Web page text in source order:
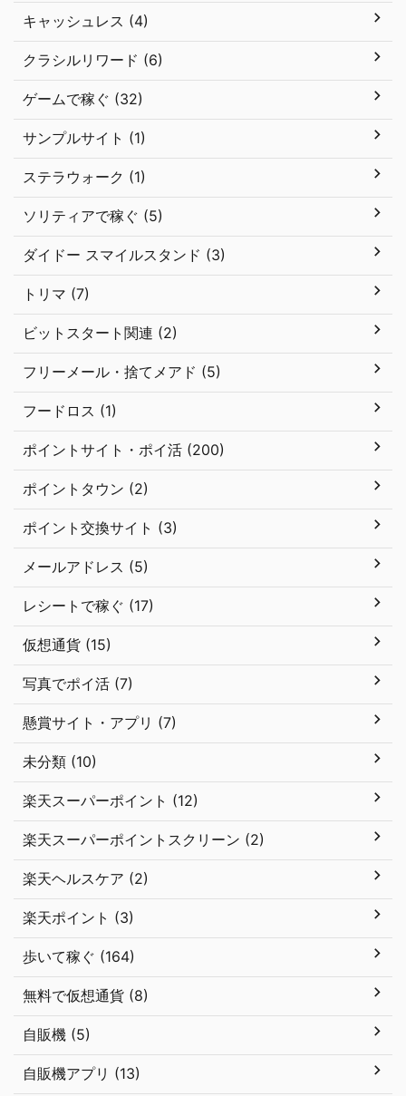
キャッシュレス (4)
クラシルリワード (6)
ゲームで稼ぐ (32)
サンプルサイト (1)
ステラウォーク (1)
ソリティアで稼ぐ (5)
ダイドー スマイルスタンド (3)
トリマ (7)
ビットスタート関連 (2)
フリーメール・捨てメアド (5)
フードロス (1)
ポイントサイト・ポイ活 (200)
ポイントタウン (2)
ポイント交換サイト (3)
メールアドレス (5)
レシートで稼ぐ (17)
仮想通貨 (15)
写真でポイ活 (7)
懸賞サイト・アプリ (7)
未分類 (10)
楽天スーパーポイント (12)
楽天スーパーポイントスクリーン (2)
楽天ヘルスケア (2)
楽天ポイント (3)
歩いて稼ぐ (164)
無料で仮想通貨 (8)
自販機 (5)
自販機アプリ (13)